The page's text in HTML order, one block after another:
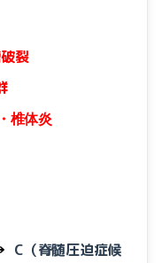
裂
椎体炎
C （脊髄圧迫症候